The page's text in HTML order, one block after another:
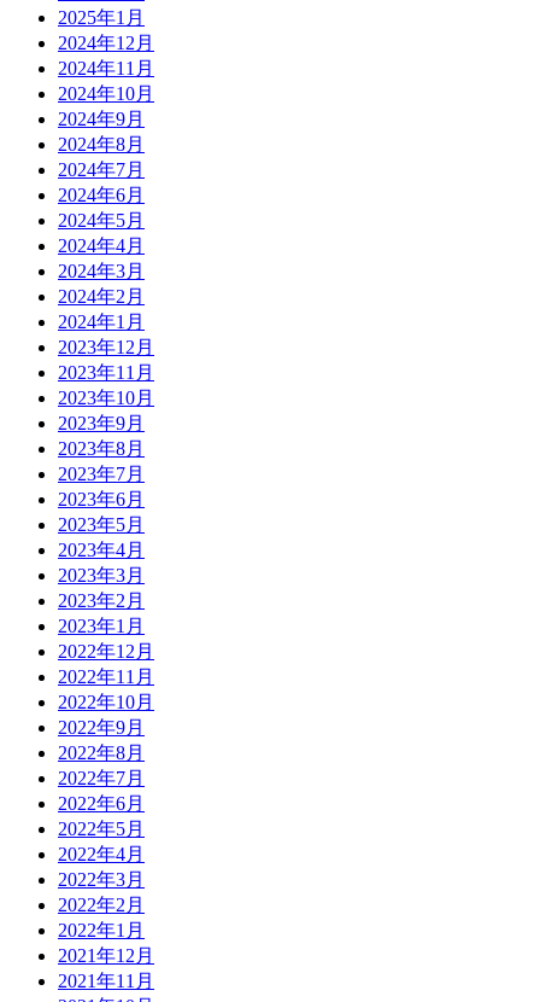
2025年1月
2024年12月
2024年11月
2024年10月
2024年9月
2024年8月
2024年7月
2024年6月
2024年5月
2024年4月
2024年3月
2024年2月
2024年1月
2023年12月
2023年11月
2023年10月
2023年9月
2023年8月
2023年7月
2023年6月
2023年5月
2023年4月
2023年3月
2023年2月
2023年1月
2022年12月
2022年11月
2022年10月
2022年9月
2022年8月
2022年7月
2022年6月
2022年5月
2022年4月
2022年3月
2022年2月
2022年1月
2021年12月
2021年11月